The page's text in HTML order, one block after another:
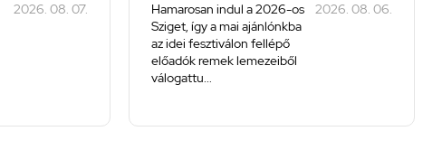
2026. 08. 07.
Hamarosan indul a 2026-os
Sziget, így a mai ajánlónkba
az idei fesztiválon fellépő
előadók remek lemezeiből
válogattu...
2026. 08. 06.